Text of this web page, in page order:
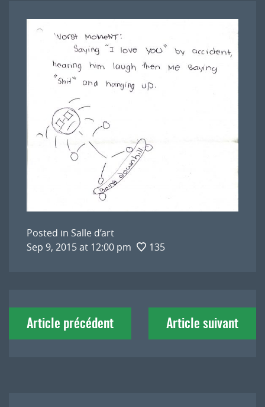
Posted in Salle d’art
Sep 9, 2015 at 12:00 pm
135
Navigation
deArticle précédent Article suivant